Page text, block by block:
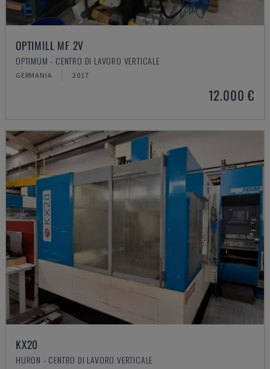
OPTIMILL MF 2V
OPTIMUM - CENTRO DI LAVORO VERTICALE
GERMANIA 2017
12.000 €
KX20
HURON - CENTRO DI LAVORO VERTICALE